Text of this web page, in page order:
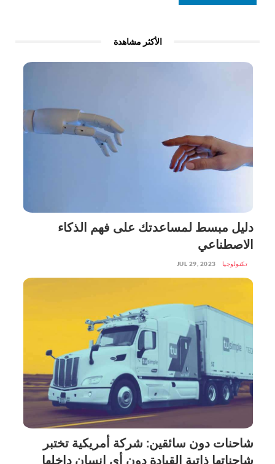
الأكثر مشاهدة
دليل مبسط لمساعدتك على فهم الذكاء
الاصطناعي
تكنولوجيا JUL 29, 2023
شاحنات دون سائقين: شركة أمريكية تختبر
شاحناتها ذاتية القيادة دون أي إنسان داخلها